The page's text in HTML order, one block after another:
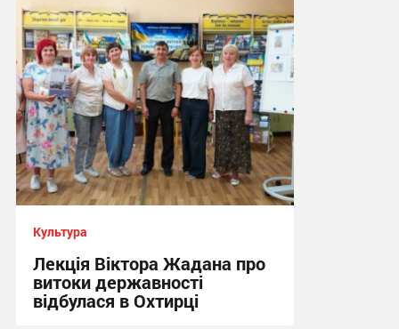
13:56, 17.07.2026
Культура
Лекція Віктора Жадана про
витоки державності
відбулася в Охтирці